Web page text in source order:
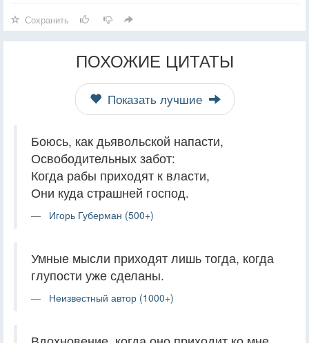
Сохранить
ПОХОЖИЕ ЦИТАТЫ
Показать лучшие
Боюсь, как дьявольской напасти,
Освободительных забот:
Когда рабы приходят к власти,
Они куда страшней господ.
Игорь Губерман (500+)
Умные мысли приходят лишь тогда, когда
глупости уже сделаны.
Неизвестный автор (1000+)